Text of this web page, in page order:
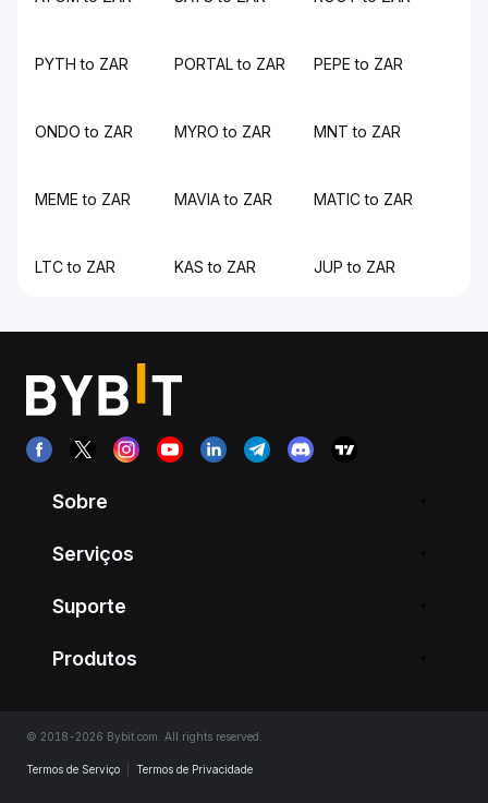
PYTH to ZAR PORTAL to ZAR PEPE to ZAR
ONDO to ZAR MYRO to ZAR MNT to ZAR
MEME to ZAR MAVIA to ZAR MATIC to ZAR
LTC to ZAR KAS to ZAR JUP to ZAR
Sobre
Serviços
Suporte
Produtos
© 2018-2026 Bybit.com. All rights reserved.
Termos de Serviço Termos de Privacidade